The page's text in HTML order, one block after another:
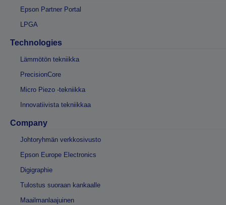
Epson Partner Portal
LPGA
Technologies
Lämmötön tekniikka
PrecisionCore
Micro Piezo -tekniikka
Innovatiivista tekniikkaa
Company
Johtoryhmän verkkosivusto
Epson Europe Electronics
Digigraphie
Tulostus suoraan kankaalle
Maailmanlaajuinen